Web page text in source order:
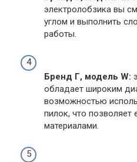
электролобзика вы
углом и выполнить
работы.
Бренд Г, модель W:
обладает широким
возможностью
пилок, что позволяет
материалами.